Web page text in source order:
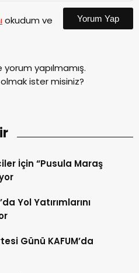
okudum ve
Yorum Yap
yapılmamış.
ister misiniz?
İçin “Pusula Maraş
Yol Yatırımlarını
Günü KAFUM’da